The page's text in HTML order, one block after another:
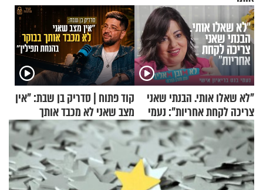
"לא שאלו אותי. הבנתי שאני
צריכה לקחת אחריות": נעמי
בנט בריאיון אישי
קוד פתוח | סדריק בן שבת: "אין
מצב שאני לא מכבד אותך
בבוקר בהנחת תפילין"